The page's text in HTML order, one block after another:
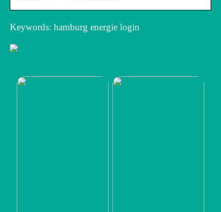
Keywords: hamburg energie login